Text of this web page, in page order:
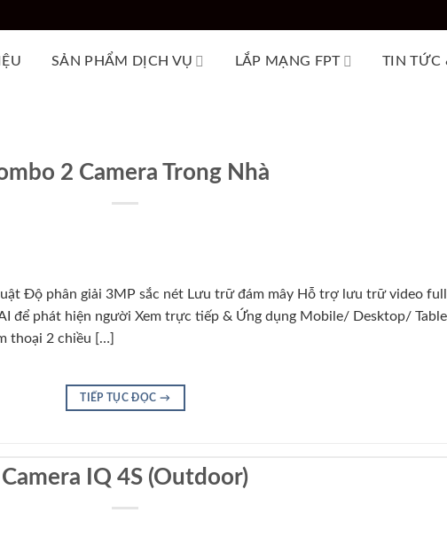
SẢN PHẨM DỊCH VỤ LẮP MẠNG FPT TIN TỨC
2 Camera Trong Nhà
Độ phân giải 3MP sắc nét Lưu trữ đám mây Hỗ trợ lưu trữ video full
để phát hiện người Xem trực tiếp & Ứng dụng Mobile/ Desktop/
thoại 2 chiều […]
TIẾP TỤC ĐỌC →
Camera IQ 4S (Outdoor)